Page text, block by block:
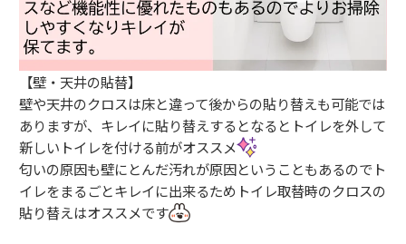
【壁・天井の貼替】
壁や天井のクロスは床と違って後からの貼り替えも可能では
ありますが、キレイに貼り替えするとなるとトイレを外して
新しいトイレを付ける前がオススメ
匂いの原因も壁にとんだ汚れが原因ということもあるのでト
イレをまるごとキレイに出来るためトイレ取替時のクロスの
貼り替えはオススメです